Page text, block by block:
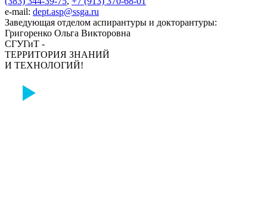
e-mail: dept.asp@ssga.ru
Заведующая отделом аспирантуры и докторантуры:
Григоренко Ольга Викторовна
СГУГиТ -
ТЕРРИТОРИЯ ЗНАНИЙ
И ТЕХНОЛОГИЙ!